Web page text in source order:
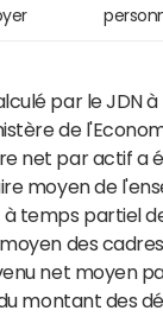
par le JDN
de
net par actif a
moyen de
temps partiel
des
net moyen
montant des